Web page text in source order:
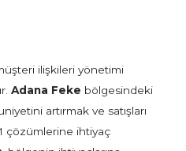
ilişkileri yönetimi
Adana Feke bölgesindeki
artırmak ve satışları
çözümlerine ihtiyaç